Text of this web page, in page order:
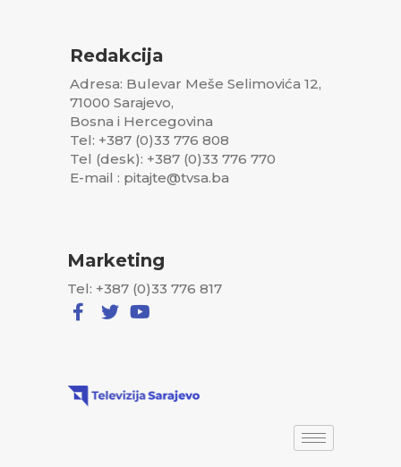
Redakcija
Adresa: Bulevar Meše Selimovića 12,
71000 Sarajevo,
Bosna i Hercegovina
Tel: +387 (0)33 776 808
Tel (desk): +387 (0)33 776 770
E-mail : pitajte@tvsa.ba
Marketing
Tel: +387 (0)33 776 817